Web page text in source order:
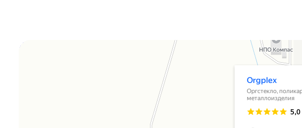
Orgplex